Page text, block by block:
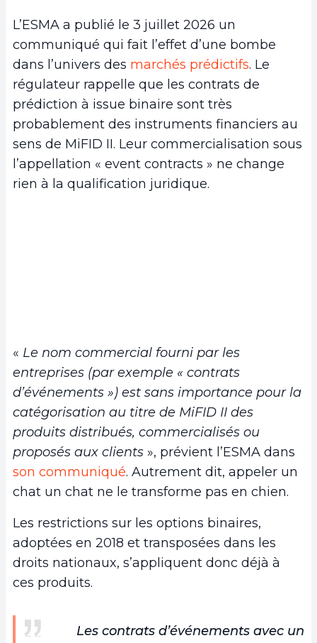
L’ESMA a publié le 3 juillet 2026 un
communiqué qui fait l’effet d’une bombe
dans l’univers des marchés prédictifs. Le
régulateur rappelle que les contrats de
prédiction à issue binaire sont très
probablement des instruments financiers au
sens de MiFID II. Leur commercialisation sous
l’appellation « event contracts » ne change
rien à la qualification juridique.
« Le nom commercial fourni par les
entreprises (par exemple « contrats
d’événements ») est sans importance pour la
catégorisation au titre de MiFID II des
produits distribués, commercialisés ou
proposés aux clients », prévient l’ESMA dans
son communiqué. Autrement dit, appeler un
chat un chat ne le transforme pas en chien.
Les restrictions sur les options binaires,
adoptées en 2018 et transposées dans les
droits nationaux, s’appliquent donc déjà à
ces produits.
Les contrats d’événements avec un